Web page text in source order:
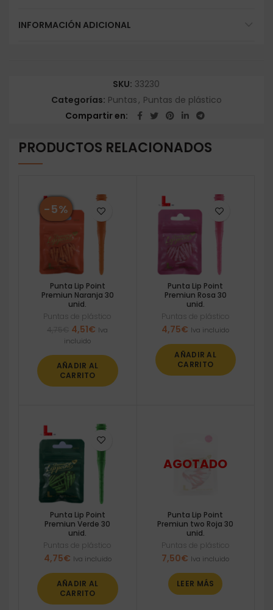
INFORMACIÓN ADICIONAL
SKU: 33230
Categorías: Puntas, Puntas de plástico
Compartir en
PRODUCTOS RELACIONADOS
-5%
Punta Lip Point
Premiun Naranja 30
unid.
Puntas de plástico
El
precio
era:
4,75€.
4,51€ El
es:
4,51€.
Iva
incluido
AÑADIR AL
CARRITO
Punta Lip Point
Premiun Rosa 30
unid.
Puntas de plástico
4,75€ Iva incluido
AÑADIR AL
CARRITO
Punta Lip Point
Premiun Verde 30
unid.
Puntas de plástico
4,75€ Iva incluido
AÑADIR AL
CARRITO
Punta Lip Point
Premiun two Roja 30
unid.
Puntas de plástico
7,50€ Iva incluido
LEER MÁS